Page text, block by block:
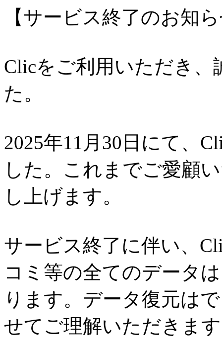
【サービス終了のお知
Clicをご利用いただき
た。
2025年11月30日にて、
した。これまでご愛顧
し上げます。
サービス終了に伴い、
コミ等の全てのデータ
ります。データ復元は
せてご理解いただきま